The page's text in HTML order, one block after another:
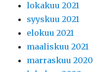
lokakuu 2021
syyskuu 2021
elokuu 2021
maaliskuu 2021
marraskuu 2020